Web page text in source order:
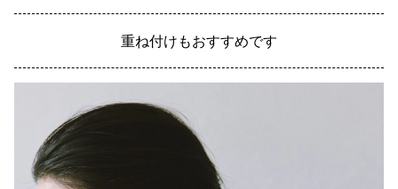
重ね付けもおすすめです